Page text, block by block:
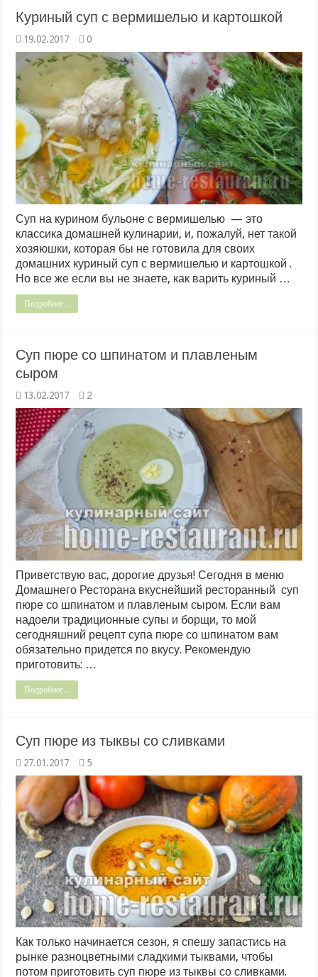
Куриный суп с вермишелью и картошкой
19.02.2017 0
Суп на курином бульоне с вермишелью — это
классика домашней кулинарии, и, пожалуй, нет такой
хозяюшки, которая бы не готовила для своих
домашних куриный суп с вермишелью и картошкой .
Но все же если вы не знаете, как варить куриный …
Подробнее...
Суп пюре со шпинатом и плавленым
сыром
13.02.2017 2
Приветствую вас, дорогие друзья! Сегодня в меню
Домашнего Ресторана вкуснейший ресторанный суп
пюре со шпинатом и плавленым сыром. Если вам
надоели традиционные супы и борщи, то мой
сегодняшний рецепт супа пюре со шпинатом вам
обязательно придется по вкусу. Рекомендую
приготовить: …
Подробнее...
Суп пюре из тыквы со сливками
27.01.2017 5
Как только начинается сезон, я спешу запастись на
рынке разноцветными сладкими тыквами, чтобы
потом приготовить суп пюре из тыквы со сливками.